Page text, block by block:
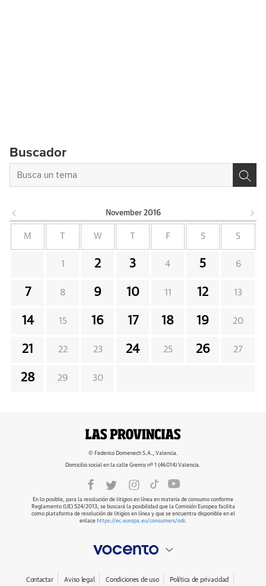
Buscador
November 2016
M W F S S
1 2 3 4 5 6
7 8 9 10 11 12 13
14 15 16 17 18 19 20
21 22 23 24 25 26 27
28 29 30
© Federico Domenech S.A., Valencia.
Domicilio social en la calle Gremis nº 1 (46014) Valencia.
En lo posible, para la resolución de litigios en línea en materia de consumo conforme
Reglamento (UE) 524/2013, se buscará la posibilidad que la Comisión Europea facilita
como plataforma de resolución de litigios en línea y que se encuentra disponible en el
enlace https://ec.europa.eu/consumers/odr.
Contactar Aviso legal Condiciones de uso Política de privacidad